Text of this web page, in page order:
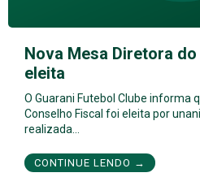
Nova Mesa Diretora
eleita
O Guarani Futebol Clube informa
Conselho Fiscal foi eleita por
realizada…
CONTINUE LENDO →